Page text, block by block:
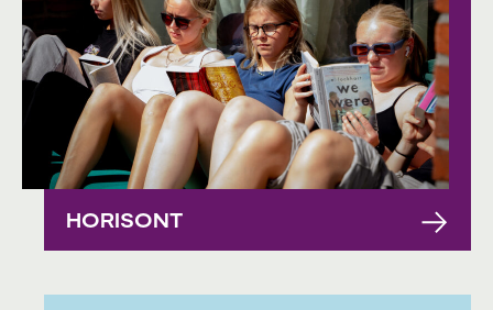
HORISONT